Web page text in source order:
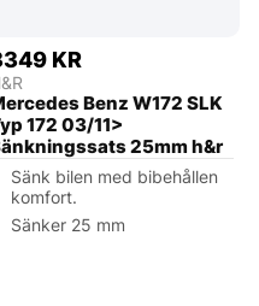
KR
Benz W172 SLK
172 03/11>
25mm h&r
Sänk bilen med bibehållen
komfort.
Sänker 25 mm